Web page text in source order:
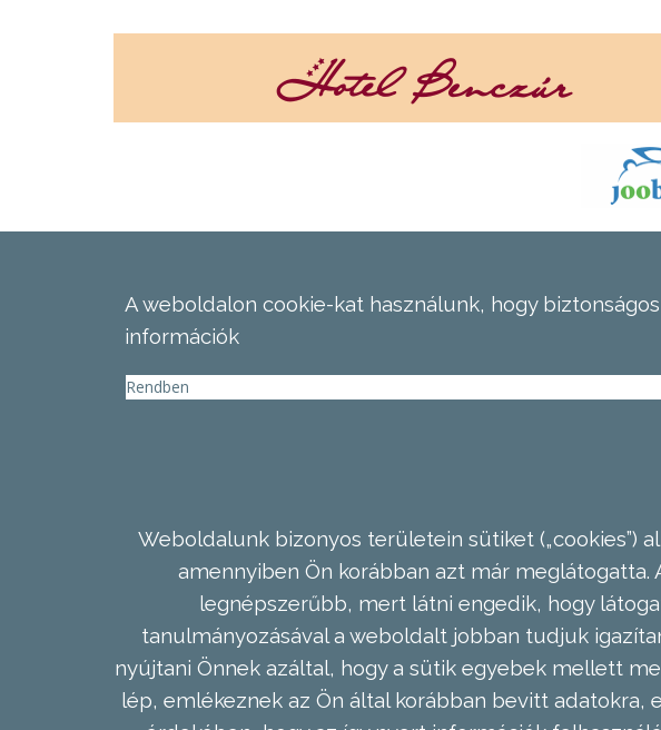
A weboldalon cookie-kat használunk, hogy
információk
Rendben
Weboldalunk bizonyos területein sütiket („cookies”)
amennyiben Ön korábban azt már
legnépszerűbb, mert látni engedik, hogy
tanulmányozásával a weboldalt jobban tudjuk
nyújtani Önnek azáltal, hogy a sütik egyebek mellett
lép, emlékeznek az Ön által korábban bevitt